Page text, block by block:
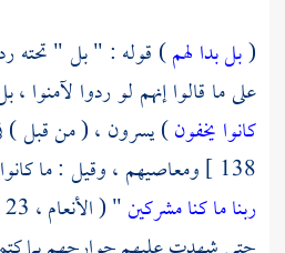
(بل بدا لهم) قوله : " بل " تحته
على ما قالوا إنهم لو ردوا لآمنوا
كانوا يخفون) يسرون ، ( من قبل )
138 ] ومعاصيهم ، وقيل : ما
ربنا ما كنا مشركين